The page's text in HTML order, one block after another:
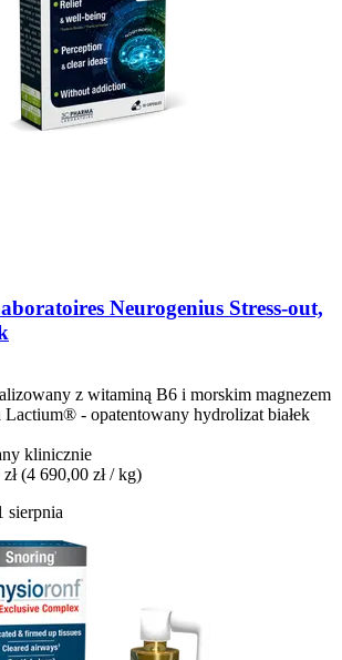
Neurogenius Stress-​out,
z witaminą B6 i morskim magnezem
Lactium® - opatentowany hydrolizat białek
klinicznie
(4 690,00 zł / kg)
sierpnia